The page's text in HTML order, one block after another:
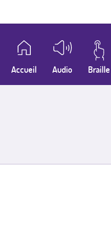
Accueil Audio Braille